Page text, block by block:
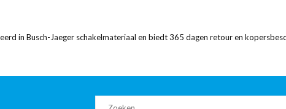
in Busch-Jaeger schakelmateriaal en biedt 365 dagen retour en